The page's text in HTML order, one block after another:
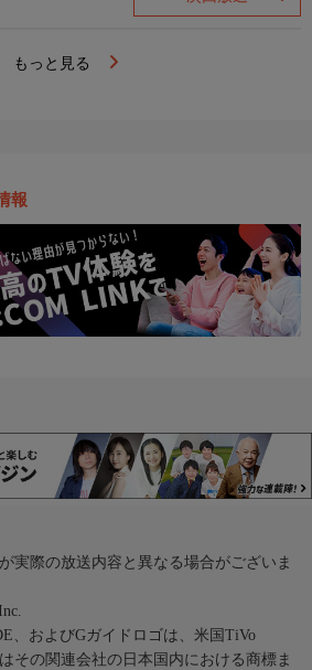
もっと見る
報
実際の放送内容と異なる場合がございま
、およびGガイドロゴは、米国TiVo
その関連会社の日本国内における商標ま